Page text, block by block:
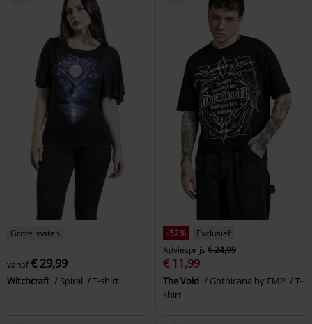
Grote maten
vanaf€ 29,99
Witchcraft Spiral T-shirt
-52%
Exclusief
Adviesprijs € 24,99
€ 11,99
The Void Gothicana by EMP
T-
shirt